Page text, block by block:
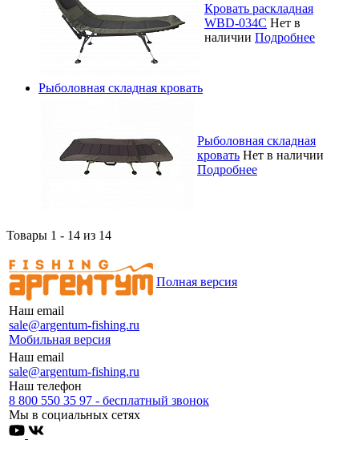
Кровать раскладная
WBD-034C Нет в
наличии Подробнее
Рыболовная складная кровать
Рыболовная складная
кровать Нет в наличии
Подробнее
Товары 1 - 14 из 14
Наш email
sale@argentum-fishing.ru
Мобильная версия
Полная версия
Наш email
sale@argentum-fishing.ru
Наш телефон
8 800 550 35 97 - бесплатный звонок
Мы в социальных сетях